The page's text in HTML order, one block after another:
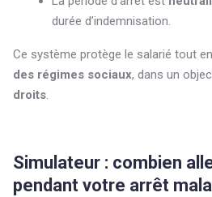
durée d’indemnisation.
Ce système protège le salarié tout
des régimes sociaux, dans un
droits.
Simulateur : combien
pendant votre arrêt